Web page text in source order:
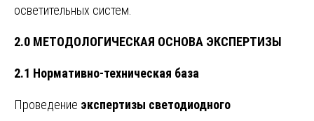
осветительных систем.
2.0 МЕТОДОЛОГИЧЕСКАЯ ОСНОВА ЭКСПЕРТИЗЫ
2.1 Нормативно-техническая база
Проведение экспертизы светодиодного